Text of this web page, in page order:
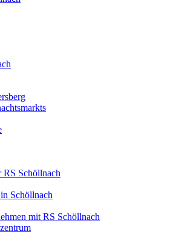
Schöllnach
Schöllnach
mit RS Schöllnach